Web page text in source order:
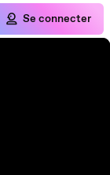
Se connecter